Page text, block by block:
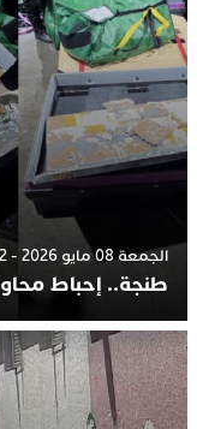
الجمعة 08 مايو 2026 - 2:22
طنجة.. إحباط محاولة تهريب 570